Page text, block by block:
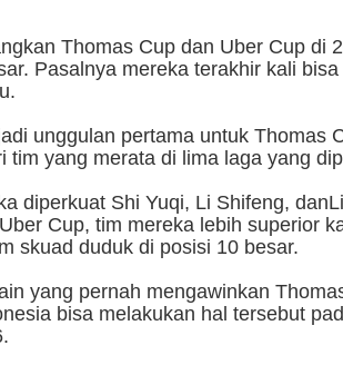
Thomas Cup dan Uber Cup di
Pasalnya mereka terakhir kali bisa
unggulan pertama untuk Thomas
tim yang merata di lima laga yang
diperkuat Shi Yuqi, Li Shifeng,
Cup, tim mereka lebih superior
skuad duduk di posisi 10 besar.
yang pernah mengawinkan
bisa melakukan hal tersebut